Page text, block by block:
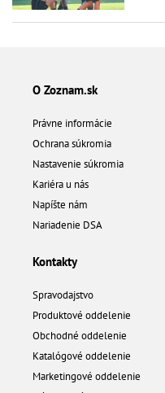
O Zoznam.sk
Právne informácie
Ochrana súkromia
Nastavenie súkromia
Kariéra u nás
Napíšte nám
Nariadenie DSA
Kontakty
Spravodajstvo
Produktové oddelenie
Obchodné oddelenie
Katalógové oddelenie
Marketingové oddelenie